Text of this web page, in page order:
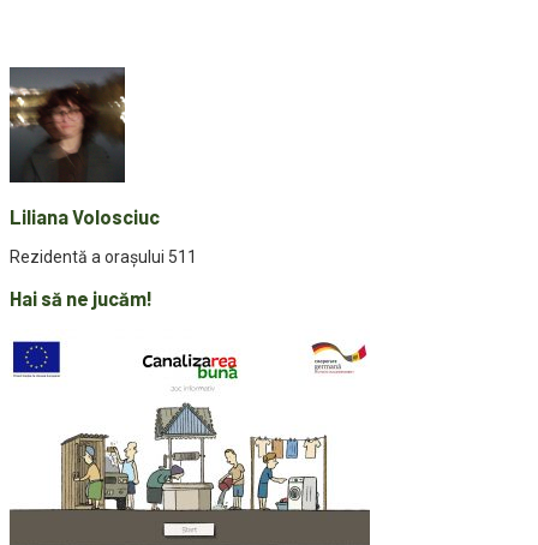
Liliana Volosciuc
Rezidentă a orașului 511
Hai să ne jucăm!